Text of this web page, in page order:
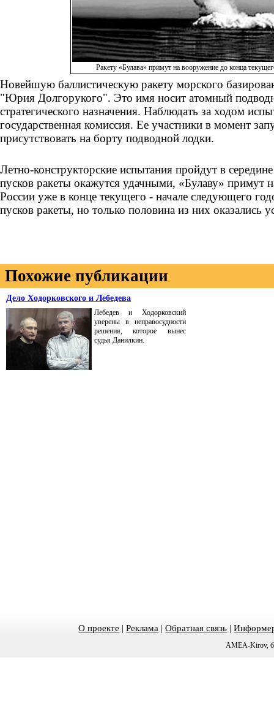
Ракету «Булава» примут на вооружение до конца
Новейшую баллистическую ракету морского
"Юрия Долгорукого". Это имя носит атомный
стратегического назначения. Наблюдать за ходом
государственная комиссия. Ее участники в момент
присутствовать на борту подводной лодки.
Летно-конструкторские испытания пройдут в
пусков ракеты окажутся удачными, «Булаву»
России уже в конце текущего - начале следующего
пусков ракеты, но только половина из них оказались
Похожие публикации
Дело Ходорковского и Лебедева
Лебедев и Ходорковский
уверены в неправосудности
решения, которое вынес
судья Данилкин.
О проекте |Реклама |Обратная связь |
AMEA-Kirov,